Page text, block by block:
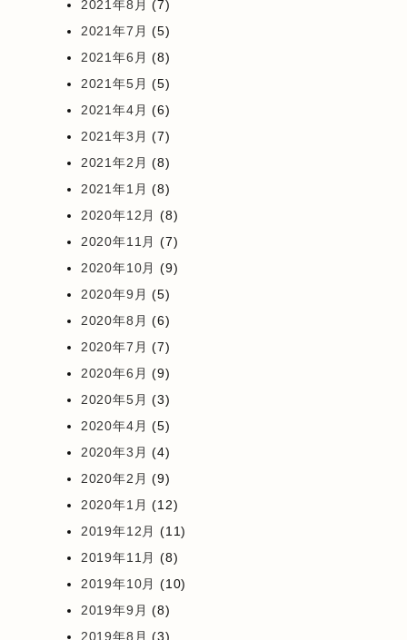
2021年8月 (7)
2021年7月 (5)
2021年6月 (8)
2021年5月 (5)
2021年4月 (6)
2021年3月 (7)
2021年2月 (8)
2021年1月 (8)
2020年12月 (8)
2020年11月 (7)
2020年10月 (9)
2020年9月 (5)
2020年8月 (6)
2020年7月 (7)
2020年6月 (9)
2020年5月 (3)
2020年4月 (5)
2020年3月 (4)
2020年2月 (9)
2020年1月 (12)
2019年12月 (11)
2019年11月 (8)
2019年10月 (10)
2019年9月 (8)
2019年8月 (3)